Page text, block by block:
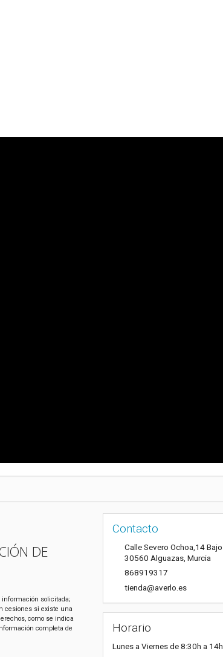
DE
información solicitada;
cesiones si existe una
como se indica
completa de
Contacto
Calle Severo Ochoa,14 Bajo
30560 Alguazas, Murcia
868919317
tienda@averlo.es
Horario
Lunes a Viernes de 8:30h a 14h